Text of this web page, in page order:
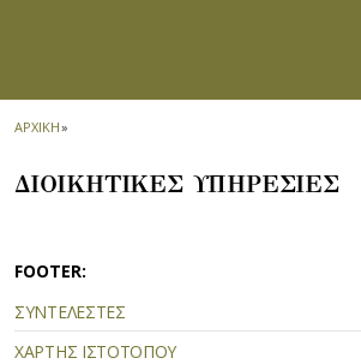
ΑΡΧΙΚΗ»
ΔΙΟΙΚΗΤΙΚΕΣ ΥΠΗΡΕΣΙΕΣ
FOOTER:
ΣΥΝΤΕΛΕΣΤΕΣ
ΧΑΡΤΗΣ ΙΣΤΟΤΟΠΟΥ